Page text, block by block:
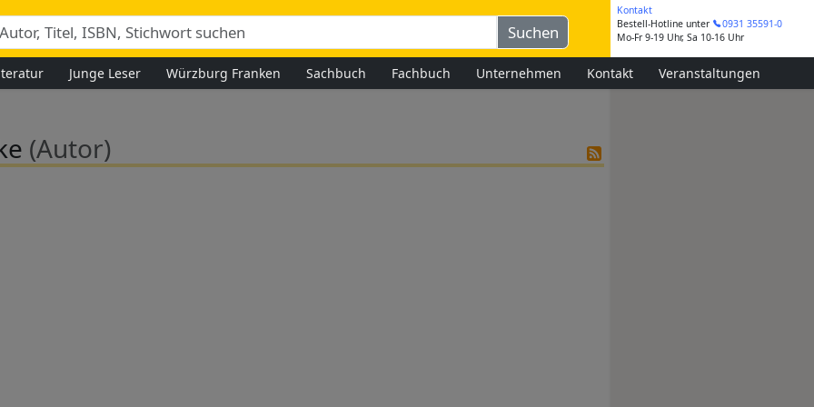
Kontakt
Bestell-Hotline unter
0931 35591-0
Mo-Fr 9-19 Uhr, Sa 10-16 Uhr
Junge Leser Würzburg Franken Sachbuch Fachbuch Unternehmen Kontakt Veranstaltungen
(Autor)